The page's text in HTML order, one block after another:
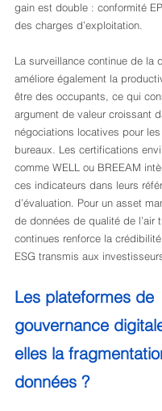
gain est double : conformité
des charges d’exploitation.
La surveillance continue de la
améliore également la
être des occupants, ce qui
argument de valeur croissant
négociations locatives pour
bureaux. Les certifications
comme WELL ou BREEAM
ces indicateurs dans leurs
d’évaluation. Pour un asset
de données de qualité de l’air
continues renforce la
ESG transmis aux
Les plateformes de
gouvernance
elles la
données ?